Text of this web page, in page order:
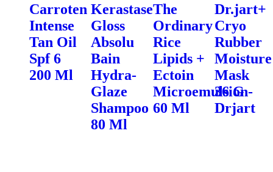
Carroten
Intense
Tan Oil
Spf 6
200 Ml
Kerastase
Gloss
Absolu
Bain
Hydra-
Glaze
Shampoo
80 Ml
The
Ordinary
Rice
Lipids +
Ectoin
Microemulsion
60 Ml
Dr.jart+
Cryo
Rubber
Moisture
Mask
36 G -
Drjart